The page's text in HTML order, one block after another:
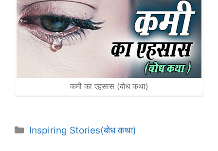
कमी का एहसास (बोध कथा)
Categories
Inspiring Stories(बोध कथा)